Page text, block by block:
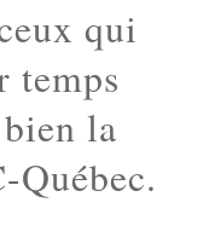
qui
temps
la